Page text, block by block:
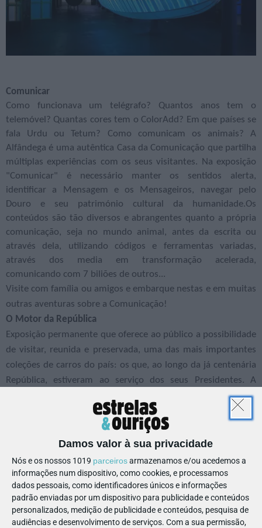
Damos valor à sua privacidade
Nós e os nossos 1019 parceirosarmazenamos e/ou acedemos a
informações num dispositivo, como cookies, e processamos
dados pessoais, como identificadores únicos e informações
padrão enviadas por um dispositivo para publicidade e conteúdos
personalizados, medição de publicidade e conteúdos, pesquisa de
audiências e desenvolvimento de serviços. Com a sua permissão,
Comunicar
Como funcionava um telégrafo? Quantos anos tem o
telemóvel? Quantas cores tem o ColorAdd? Em que países se
fala Urdu ou Tetum? Como comunicam os animais? A
Alfândega é uma autêntica Casa da Comunicação que partilha
múltiplas experiências com os seus visitantes. Na exposição
"Comunicar" é necessário manter os sentidos alerta,
identificar a Mensagem e os Mensageiros, navegar pelo
Douro e seu património cultural da humanidade.Os
conteúdos são tão diversos e abrangentes quanto a própria
comunicação, seja no mundo animal, antes da escrita ou
através dela, utilizando códigos e ferramentas variadas,
através dos media em transformação acelerada,
comunicando com 7 biliões de outros...
Visite com família ou amigos e embarque nestas e em muitas
outras aventuras sobre a Comunicação!
O Motor da República
Exposição permanente que oferece ao público a possibilidade
de visitar, reunida e preservada, uma das mais importantes
coleções de carros do país: os que, ao longo da já centenária
República, estiveram ao serviço dos seus Presidentes. A
exposição está estruturada em três núcleos: "Do hipomóvel
aos pioneiros", "O Estado Novo e as viaturas de aparato", "A
Democratização das Viaturas Presidenciais".
Descubra qual foi o primeiro meio de transporte da República
portuguesa, os inúmeros transportes do Estado Novo e as
alterações ao parque automóvel da Presidência depois do 25
de abril.
Informações: 223 403 000 |Email
Obs.: Gratuito até aos 6 anos.